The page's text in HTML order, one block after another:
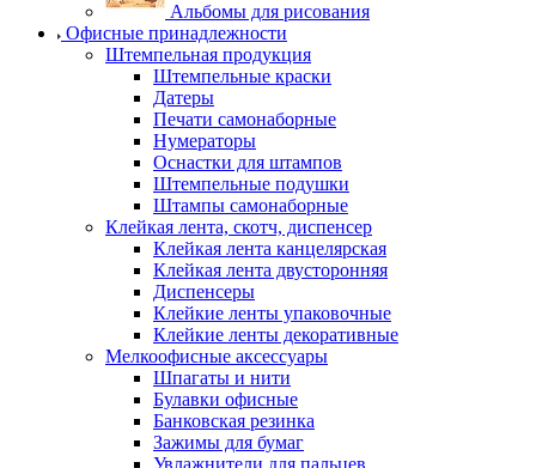
Альбомы для рисования
Офисные принадлежности
Штемпельная продукция
Штемпельные краски
Датеры
Печати самонаборные
Нумераторы
Оснастки для штампов
Штемпельные подушки
Штампы самонаборные
Клейкая лента, скотч, диспенсер
Клейкая лента канцелярская
Клейкая лента двусторонняя
Диспенсеры
Клейкие ленты упаковочные
Клейкие ленты декоративные
Мелкоофисные аксессуары
Шпагаты и нити
Булавки офисные
Банковская резинка
Зажимы для бумаг
Увлажнители для пальцев